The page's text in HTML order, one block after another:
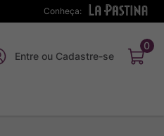
Conheça:
0